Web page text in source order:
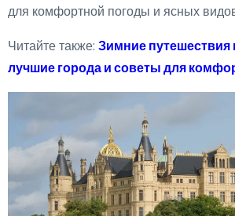
для комфортной погоды и ясных
Читайте также: Зимние путешествия
лучшие города и советы для